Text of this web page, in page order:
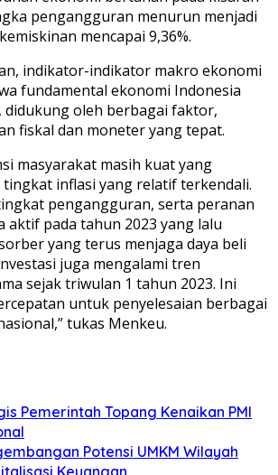
pengangguran menurun menjadi
mencapai 9,36%.
indikator-indikator makro ekonomi
fundamental ekonomi Indonesia
didukung oleh berbagai faktor,
fiskal dan moneter yang tepat.
masyarakat masih kuat yang
inflasi yang relatif terkendali.
pengangguran, serta peranan
aktif pada tahun 2023 yang lalu
yang terus menjaga daya beli
juga mengalami tren
sejak triwulan 1 tahun 2023. Ini
untuk penyelesaian berbagai
tukas Menkeu.
Pemerintah Topang Kenaikan PMI
Potensi UMKM Wilayah
Keuangan